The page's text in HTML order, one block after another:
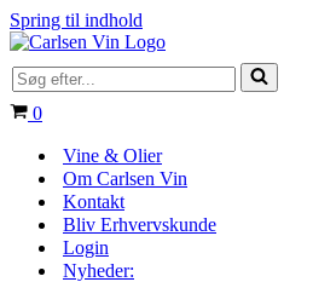
Spring til indhold
Søg
efter...
Indkøbskurv
0
Vine & Olier
Om Carlsen Vin
Kontakt
Bliv Erhvervskunde
Login
Nyheder: